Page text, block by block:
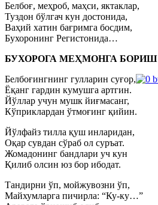
Белбоғ, меҳроб, маҳси, яктаклар,
Туздон бўлгач кун достонида,
Ваҳий хатин бағримга босдим,
Бухоронинг Регистонида…
БУХОРОГА МЕҲМОНГА БОРИШ
Белбоғингнинг гулларин суғор,
Ёқанг гардин кумушга артгин.
Йўллар учун мушк йиғмасанг,
Кўприклардан ўтмоғинг қийин.
Йўлфайз тилла қуш инларидан,
Оқар сувдан сўраб ол суръат.
Жомадонинг бандлари уч кун
Қилиб олсин юз бор ибодат.
Тандирни ўп, мойжувозни ўп,
Майхумларга пичирла: “Ку-ку…”